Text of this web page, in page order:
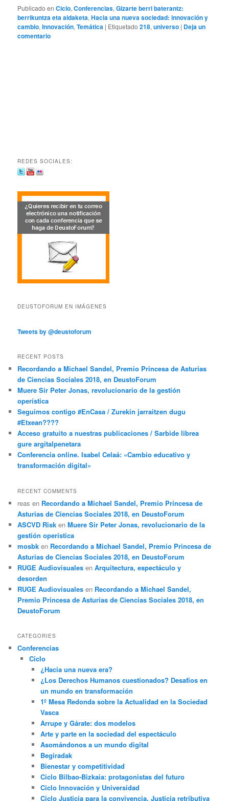
Publicado en Ciclo,Conferencias,Gizarte berri baterantz:
berrikuntza eta aldaketa,Hacia una nueva sociedad: innovación y
cambio,Innovación,Temática | Etiquetado 218,universo | Deja un
comentario
REDES SOCIALES:
DEUSTOFORUM EN IMÁGENES
Tweets by @deustoforum
RECENT POSTS
Recordando a Michael Sandel, Premio Princesa de Asturias
de Ciencias Sociales 2018, en DeustoForum
Muere Sir Peter Jonas, revolucionario de la gestión
operística
Seguimos contigo #EnCasa / Zurekin jarraitzen dugu
#Etxean????
Acceso gratuito a nuestras publicaciones / Sarbide librea
gure argitalpenetara
Conferencia online. Isabel Celaá: «Cambio educativo y
transformación digital»
RECENT COMMENTS
reas en Recordando a Michael Sandel, Premio Princesa de
Asturias de Ciencias Sociales 2018, en DeustoForum
ASCVD Risk enMuere Sir Peter Jonas, revolucionario de la
gestión operística
mosbk en Recordando a Michael Sandel, Premio Princesa de
Asturias de Ciencias Sociales 2018, en DeustoForum
RUGE Audiovisuales enArquitectura, espectáculo y
desorden
RUGE Audiovisuales en Recordando a Michael Sandel,
Premio Princesa de Asturias de Ciencias Sociales 2018, en
DeustoForum
CATEGORIES
Conferencias
Ciclo
¿Hacia una nueva era?
¿Los Derechos Humanos cuestionados? Desafíos en
un mundo en transformación
1º Mesa Redonda sobre la Actualidad en la Sociedad
Vasca
Arrupe y Gárate: dos modelos
Arte y parte en la sociedad del espectáculo
Asomándonos a un mundo digital
Begiradak
Bienestar y competitividad
Ciclo Bilbao-Bizkaia: protagonistas del futuro
Ciclo Innovación y Universidad
Ciclo Justicia para la convivencia. Justicia retributiva